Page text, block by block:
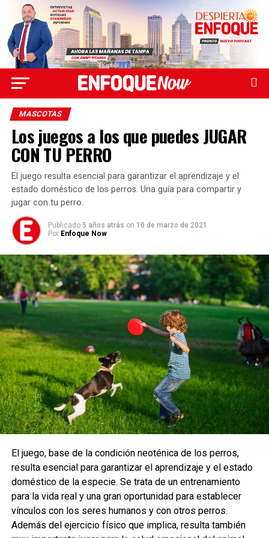
MASCOTAS
Los juegos a los que puedes JUGAR
CON TU PERRO
El juego resulta esencial para garantizar el aprendizaje y el
estado doméstico de los perros. Una guía para compartir y
jugar con tu perro.
Publicado 5 años atrás on 10 de marzo de 2021
Por Enfoque Now
El juego, base de la condición neoténica de los perros,
resulta esencial para garantizar el aprendizaje y el estado
doméstico de la especie. Se trata de un entrenamiento
para la vida real y una gran oportunidad para establecer
vínculos con los seres humanos y con otros perros.
Además del ejercicio físico que implica, resulta también